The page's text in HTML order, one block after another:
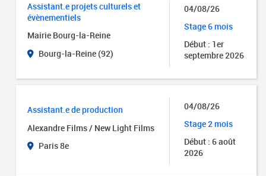
Assistant.e projets culturels et
évènementiels
Mairie Bourg-la-Reine
Bourg-la-Reine (92)
04/08/26
Stage 6 mois
Début : 1er
septembre 2026
Assistant.e de production
Alexandre Films / New Light Films
Paris 8e
04/08/26
Stage 2 mois
Début : 6 août
2026